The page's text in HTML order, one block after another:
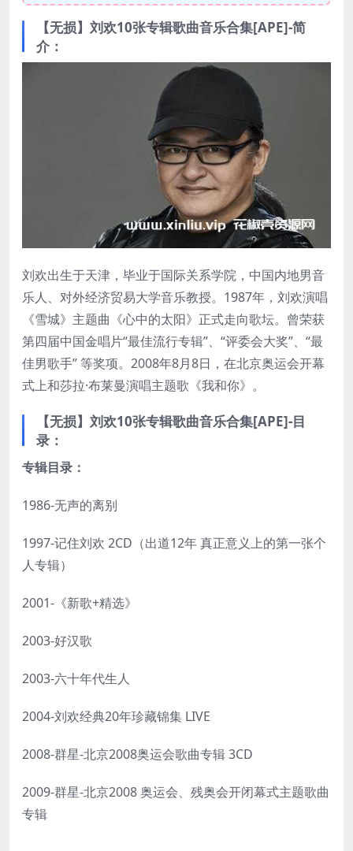
【无损】刘欢10张专辑歌曲音乐合集[APE]-简
介：
刘欢出生于天津，毕业于国际关系学院，中国内地男音
乐人、对外经济贸易大学音乐教授。1987年，刘欢演唱
《雪城》主题曲《心中的太阳》正式走向歌坛。曾荣获
第四届中国金唱片“最佳流行专辑”、“评委会大奖”、“最
佳男歌手” 等奖项。2008年8月8日，在北京奥运会开幕
式上和莎拉·布莱曼演唱主题歌《我和你》。
【无损】刘欢10张专辑歌曲音乐合集[APE]-目
录：
专辑目录：
1986-无声的离别
1997-记住刘欢 2CD（出道12年 真正意义上的第一张个
人专辑）
2001-《新歌+精选》
2003-好汉歌
2003-六十年代生人
2004-刘欢经典20年珍藏锦集 LIVE
2008-群星-北京2008奥运会歌曲专辑 3CD
2009-群星-北京2008 奥运会、残奥会开闭幕式主题歌曲
专辑